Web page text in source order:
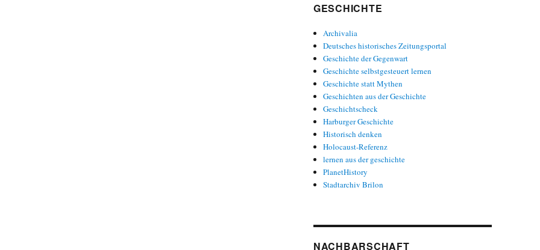
GESCHICHTE
Archivalia
Deutsches historisches Zeitungsportal
Geschichte der Gegenwart
Geschichte selbstgesteuert lernen
Geschichte statt Mythen
Geschichten aus der Geschichte
Geschichtscheck
Harburger Geschichte
Historisch denken
Holocaust-Referenz
lernen aus der geschichte
PlanetHistory
Stadtarchiv Brilon
NACHBARSCHAFT